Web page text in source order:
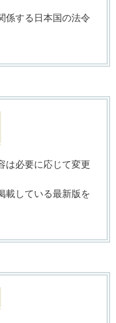
係する日本国の法令
は必要に応じて変更
載している最新版を